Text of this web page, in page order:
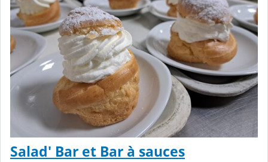
Salad' Bar et Bar à sauces